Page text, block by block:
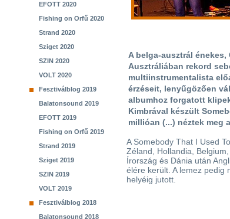
EFOTT 2020
Fishing on Orfű 2020
Strand 2020
Sziget 2020
SZIN 2020
VOLT 2020
Fesztiválblog 2019
Balatonsound 2019
EFOTT 2019
Fishing on Orfű 2019
Strand 2019
Sziget 2019
SZIN 2019
VOLT 2019
Fesztiválblog 2018
Balatonsound 2018
A belga-ausztrál
Ausztráliában rekord
multiinstrumentalista
érzéseit, lenyűgözően
albumhoz forgatott
Kimbrával készült
millióan (...) néztek meg
A Somebody That I Used
Zéland, Hollandia,
Írország és Dánia után
élére került. A lemez pedig
helyéig jutott.